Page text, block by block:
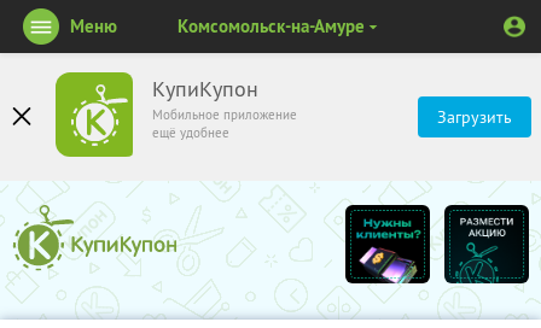
КупиКупон
Мобильное приложение
ещё удобнее
Загрузить
Меню Комсомольск-на-Амуре